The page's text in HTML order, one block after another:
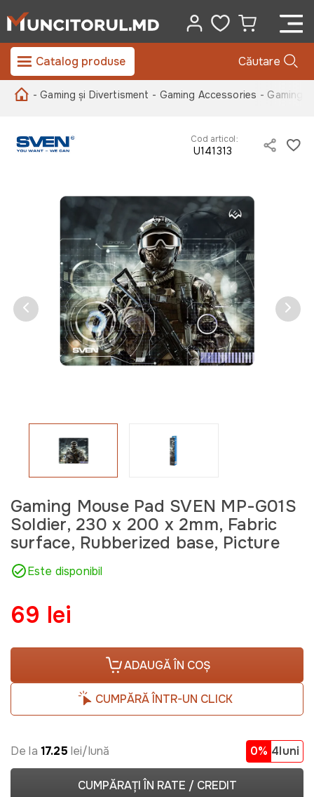
Catalog produse Căutare
- Gaming și Divertisment - Gaming Accessories - Gaming
Cod articol:
U141313
Gaming Mouse Pad SVEN MP-G01S
Soldier, 230 x 200 x 2mm, Fabric
surface, Rubberized base, Picture
Este disponibil
69 lei
ADAUGĂ ÎN COȘ
CUMPĂRĂ ÎNTR-UN CLICK
De la 17.25 lei/lună 0% 4luni
CUMPĂRAȚI ÎN RATE / CREDIT